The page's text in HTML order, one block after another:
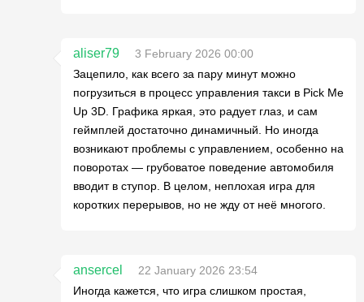
aliser79
3 February 2026 00:00
Зацепило, как всего за пару минут можно
погрузиться в процесс управления такси в Pick Me
Up 3D. Графика яркая, это радует глаз, и сам
геймплей достаточно динамичный. Но иногда
возникают проблемы с управлением, особенно на
поворотах — грубоватое поведение автомобиля
вводит в ступор. В целом, неплохая игра для
коротких перерывов, но не жду от неё многого.
ansercel
22 January 2026 23:54
Иногда кажется, что игра слишком простая,